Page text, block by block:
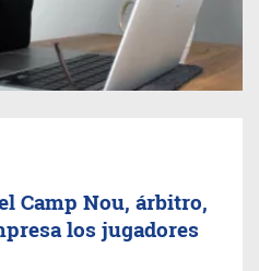
Camp Nou, árbitro,
los jugadores